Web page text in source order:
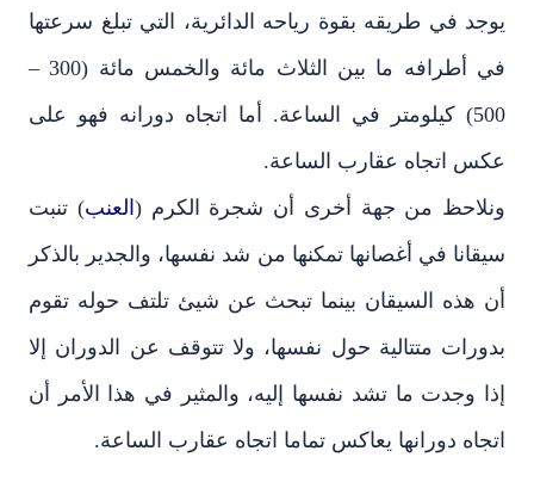
يوجد في طريقه بقوة رياحه الدائرية، التي تبلغ سرعتها
في أطرافه ما بين الثلاث مائة والخمس مائة (300 –
500) كيلومتر في الساعة. أما اتجاه دورانه فهو على
عكس اتجاه عقارب الساعة.
ونلاحظ من جهة أخرى أن شجرة الكرم ( العنب) تنبت
سيقانا في أغصانها تمكنها من شد نفسها، والجدير بالذكر
أن هذه السيقان بينما تبحث عن شيئ تلتف حوله تقوم
بدورات متتالية حول نفسها، ولا تتوقف عن الدوران إلا
إذا وجدت ما تشد نفسها إليه، والمثير في هذا الأمر أن
اتجاه دورانها يعاكس تماما اتجاه عقارب الساعة.